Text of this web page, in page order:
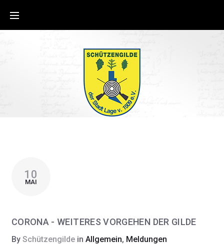
10
MAI
CORONA - WEITERES VORGEHEN DER GILDE
By Schützengilde in Allgemein, Meldungen